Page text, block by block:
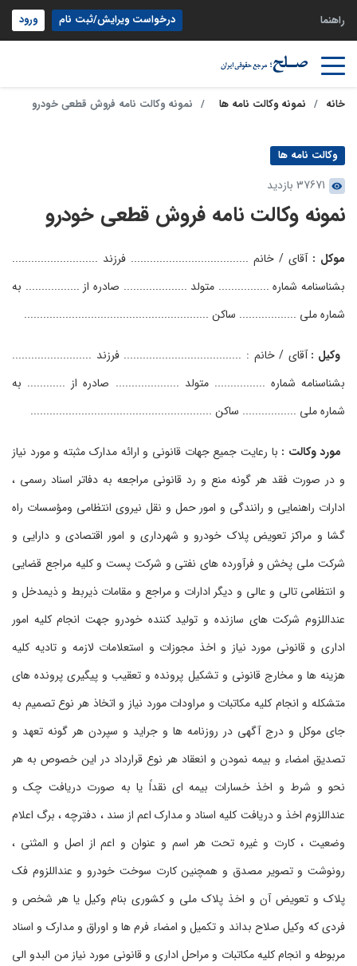
راهنما درخواست ویرایش/ثبت نام ورود
خانه نمونه وکالت نامه ها نمونه وکالت نامه فروش قطعی خودرو
وکالت نامه ها
37671 بازدید
نمونه وکالت نامه فروش قطعی خودرو
موکل : آقای / خانم ..................................... فرزند ...........................
بشناسنامه شماره ................ متولد .................... صادره از ................. به
شماره ملی .................. ساکن ..........................................................
وکیل :آقای / خانم : ..................................... فرزند .........................
بشناسنامه شماره ................ متولد .................... صادره از ............ به
شماره ملی ................. ساکن .........................................................
مورد وکالت : با رعایت جمیع جهات قانونی و ارائه مدارک مثبته و مورد نیاز
و در صورت فقد هر گونه منع و رد قانونی مراجعه به دفاتر اسناد رسمی ،
ادارات راهنمایی و رانندگی و امور حمل و نقل نیروی انتظامی ومؤسسات راه
گشا و مراکز تعویض پلاک خودرو و شهرداری و امور اقتصادی و دارایی و
شرکت ملی پخش و فرآورده های نفتی و شرکت پست و کلیه مراجع قضایی
و انتظامی تالی و عالی و دیگر ادارات و مراجع و مقامات ذیربط و ذیمدخل و
عنداللزوم شرکت های سازنده و تولید کننده خودرو جهت انجام کلیه امور
اداری و قانونی مورد نیاز و اخذ مجوزات و استعلامات لازمه و تادیه کلیه
هزینه ها و مخارج قانونی و تشکیل پرونده و تعقیب و پیگیری پرونده های
متشکله و انجام کلیه مکاتبات و مراودات مورد نیاز و اتخاذ هر نوع تصمیم به
جای موکل و درج آگهی در روزنامه ها و جراید و سپردن هر گونه تعهد و
تصدیق امضاء و بیمه نمودن و انعقاد هر نوع قرارداد در این خصوص به هر
نحو و شرط و اخذ خسارات بیمه ای نقداً یا به صورت دریافت چک و
عنداللزوم اخذ و دریافت کلیه اسناد و مدارک اعم از سند ، دفترچه ، برگ اعلام
وضعیت ، کارت و غیره تحت هر اسم و عنوان و اعم از اصل و المثنی ،
رونوشت و تصویر مصدق و همچنین کارت سوخت خودرو و عنداللزوم فک
پلاک و تعویض آن و اخذ پلاک ملی و کشوری بنام وکیل یا هر شخص و
فردی که وکیل صلاح بداند و تکمیل و امضاء فرم ها و اوراق و مدارک و اسناد
مربوطه و انجام کلیه مکاتبات و مراحل اداری و قانونی مورد نیاز من البدو الی